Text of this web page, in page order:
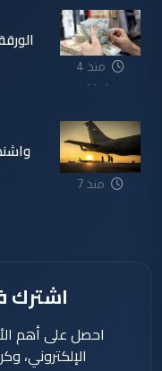
منذ 4
دقيقة
منذ 7
اشترك
احصل على أهم
الإلكتروني،